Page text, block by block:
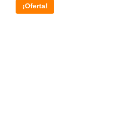
¡Oferta!